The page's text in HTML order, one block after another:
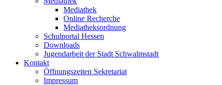
Mediathek
Online Recherche
Mediatheksordnung
Schulportal Hessen
Downloads
Jugendarbeit der Stadt Schwalmstadt
Kontakt
Öffnungszeiten Sekretariat
Impressum